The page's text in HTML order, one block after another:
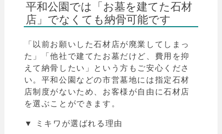
平和公園では「お墓を建てた石材
店」でなくても納骨可能です
「以前お願いした石材店が廃業してしまっ
た」「他社で建てたお墓だけど、費用を抑
えて納骨したい」という方もご安心くださ
い。平和公園などの市営墓地には指定石材
店制度がないため、お客様が自由に石材店
を選ぶことができます。
▼ ミキワが選ばれる理由